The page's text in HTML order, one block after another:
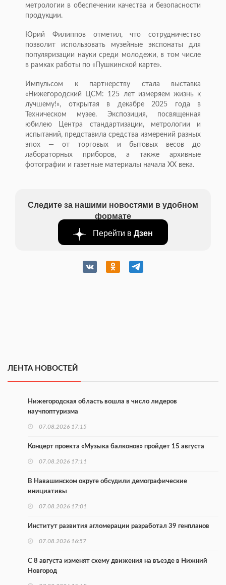
метрологии в обеспечении качества и безопасности
продукции.
Юрий Филиппов отметил, что сотрудничество
позволит использовать музейные экспонаты для
популяризации науки среди молодежи, в том числе
в рамках работы по «Пушкинской карте».
Импульсом к партнерству стала выставка
«Нижегородский ЦСМ: 125 лет измеряем жизнь к
лучшему!», открытая в декабре 2025 года в
Техническом музее. Экспозиция, посвященная
юбилею Центра стандартизации, метрологии и
испытаний, представила средства измерений разных
эпох — от торговых и бытовых весов до
лабораторных приборов, а также архивные
фотографии и газетные материалы начала XX века.
Следите за нашими новостями в удобном
формате
Перейти в Дзен
ЛЕНТА НОВОСТЕЙ
Нижегородская область вошла в число лидеров
научпоптуризма
07.08.2026 17:15
Концерт проекта «Музыка балконов» пройдет 15 августа
07.08.2026 17:11
В Навашинском округе обсудили демографические
инициативы
07.08.2026 17:01
Институт развития агломерации разработал 39 генпланов
07.08.2026 16:57
С 8 августа изменят схему движения на въезде в Нижний
Новгород